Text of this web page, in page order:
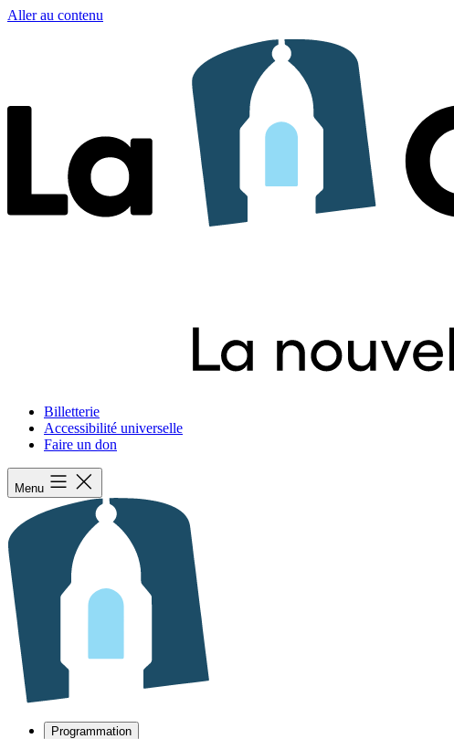
Aller au contenu
Billetterie
Accessibilité universelle
Faire un don
Menu
Programmation